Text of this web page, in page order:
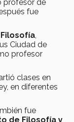
profesor de
fue
Filosofía
Ciudad de
profesor
clases en
en diferentes
fue
de Filosofía y